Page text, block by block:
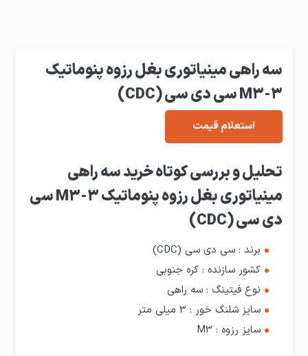
سه راهی مینیاتوری بغل رزوه پنوماتیک
3-M3 سی دی سی (CDC)
استعلام قیمت
تحلیل و بررسی کوتاه خرید سه راهی
مینیاتوری بغل رزوه پنوماتیک 3-M3 سی
دی سی (CDC)
برند : سی دی سی (CDC)
کشور سازنده : کره جنوبی
نوع فیتینگ : سه راهی
سایز شلنگ خور : 3 میلی متر
سایز رزوه : M3